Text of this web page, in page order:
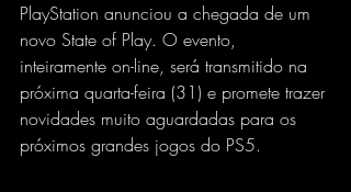
PlayStation anunciou a chegada de um
novo State of Play. O evento,
inteiramente on-line, será transmitido na
próxima quarta-feira (31) e promete trazer
novidades muito aguardadas para os
próximos grandes jogos do PS5.